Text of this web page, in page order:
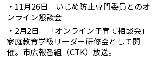
・11月26日 いじめ防止専門委員とのオ
ンライン懇談会
・2月2日 「オンライン子育て相談会」
家庭教育学級リーダー研修会として開
催。市広報番組（CTK）放送。